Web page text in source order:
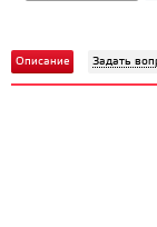
Описание Задать